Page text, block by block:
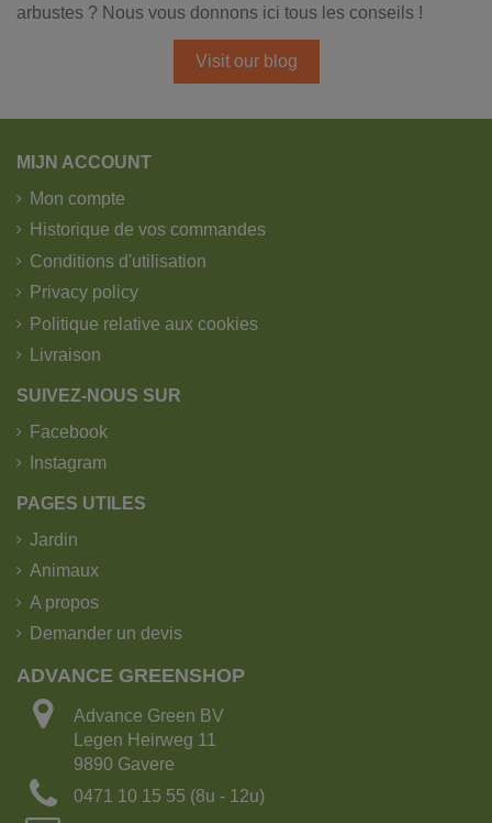
arbustes ? Nous vous donnons ici tous les conseils !
Visit our blog
MIJN ACCOUNT
Mon compte
Historique de vos commandes
Conditions d'utilisation
Privacy policy
Politique relative aux cookies
Livraison
SUIVEZ-NOUS SUR
Facebook
Instagram
PAGES UTILES
Jardin
Animaux
A propos
Demander un devis
ADVANCE GREENSHOP
Advance Green BV
Legen Heirweg 11
9890 Gavere
0471 10 15 55 (8u - 12u)